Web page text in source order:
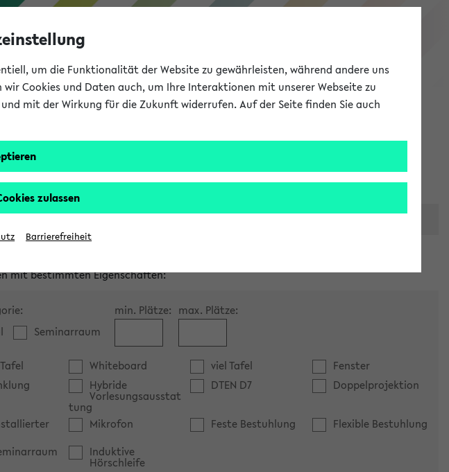
eKVV
mit bestimmten Eigenschaften:
Seminarraum
min. Plätze: max. Plätze:
Whiteboard viel Tafel
Fenster
Hybride
Vorlesungsausstat
tung
DTEN D7 Doppelprojektion
Mikrofon Feste Bestuhlung
Flexible Bestuhlung
Induktive
Hörschleife
um die Funktionalität der Website zu gewährleisten, während andere uns
Cookies und Daten auch, um Ihre Interaktionen mit unserer Webseite zu
mit der Wirkung für die Zukunft widerrufen. Auf der Seite finden Sie auch
zulassen
Barrierefreiheit